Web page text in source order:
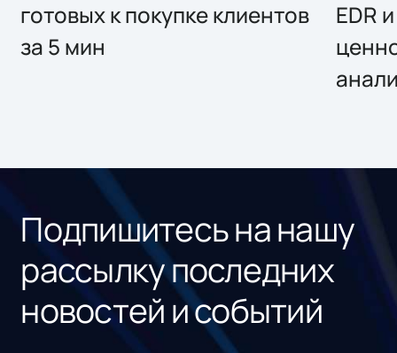
готовых к покупке клиентов
за 5 мин
EDR
Подпишитесь на нашу
рассылку последних
новостей и событий